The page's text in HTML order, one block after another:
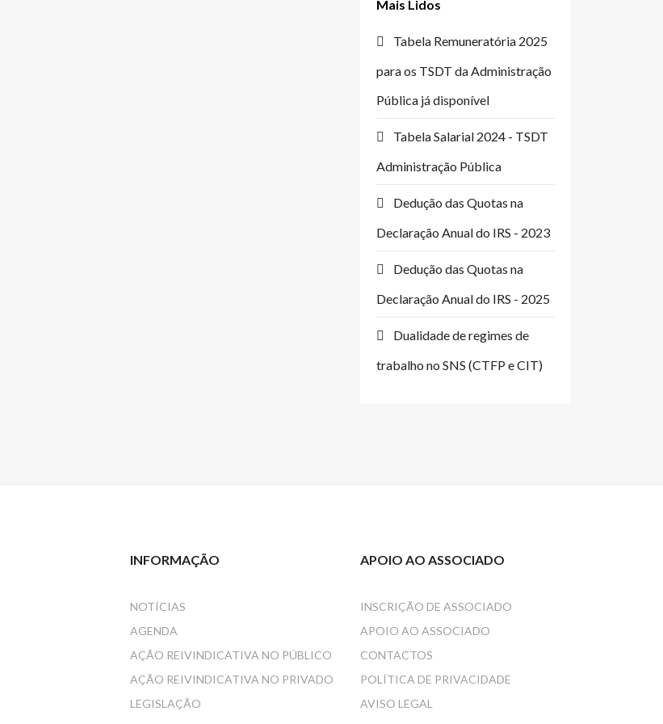
Mais Lidos
Tabela Remuneratória 2025
para os TSDT da Administração
Pública já disponível
Tabela Salarial 2024 - TSDT
Administração Pública
Dedução das Quotas na
Declaração Anual do IRS - 2023
Dedução das Quotas na
Declaração Anual do IRS - 2025
Dualidade de regimes de
trabalho no SNS (CTFP e CIT)
INFORMAÇÃO
NOTÍCIAS
AGENDA
AÇÃO REIVINDICATIVA NO PÚBLICO
AÇÃO REIVINDICATIVA NO PRIVADO
LEGISLAÇÃO
APOIO AO ASSOCIADO
INSCRIÇÃO DE ASSOCIADO
APOIO AO ASSOCIADO
CONTACTOS
POLÍTICA DE PRIVACIDADE
AVISO LEGAL